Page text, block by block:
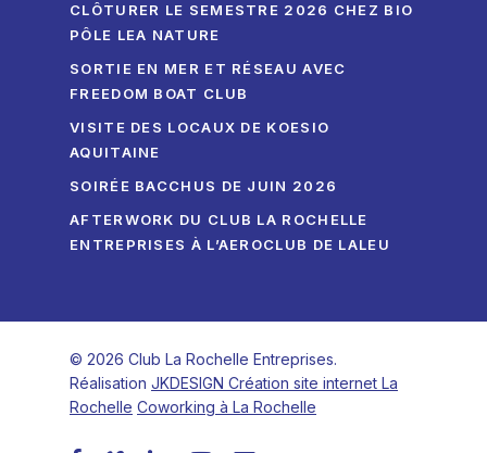
CLÔTURER LE SEMESTRE 2026 CHEZ BIO
PÔLE LEA NATURE
SORTIE EN MER ET RÉSEAU AVEC
FREEDOM BOAT CLUB
VISITE DES LOCAUX DE KOESIO
AQUITAINE
SOIRÉE BACCHUS DE JUIN 2026
AFTERWORK DU CLUB LA ROCHELLE
ENTREPRISES À L’AEROCLUB DE LALEU
© 2026 Club La Rochelle Entreprises.
Réalisation JKDESIGN Création site internet La
Rochelle Coworking à La Rochelle